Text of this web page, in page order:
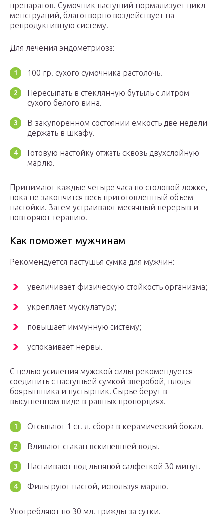
препаратов. Сумочник пастуший нормализует цикл
менструаций, благотворно воздействует на
репродуктивную систему.
Для лечения эндометриоза:
100 гр. сухого сумочника растолочь.
Пересыпать в стеклянную бутыль с литром
сухого белого вина.
В закупоренном состоянии емкость две недели
держать в шкафу.
Готовую настойку отжать сквозь двухслойную
марлю.
Принимают каждые четыре часа по столовой ложке,
пока не закончится весь приготовленный объем
настойки. Затем устраивают месячный перерыв и
повторяют терапию.
Как поможет мужчинам
Рекомендуется пастушья сумка для мужчин:
увеличивает физическую стойкость организма;
укрепляет мускулатуру;
повышает иммунную систему;
успокаивает нервы.
С целью усиления мужской силы рекомендуется
соединить с пастушьей сумкой зверобой, плоды
боярышника и пустырник. Сырье берут в
высушенном виде в равных пропорциях.
Отсыпают 1 ст. л. сбора в керамический бокал.
Вливают стакан вскипевшей воды.
Настаивают под льняной салфеткой 30 минут.
Фильтруют настой, используя марлю.
Употребляют по 30 мл. трижды за сутки.